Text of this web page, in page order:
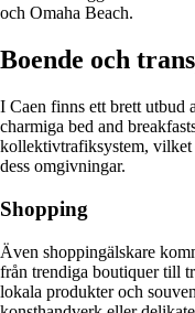
och Omaha Beach.
Boende och
I Caen finns ett brett utbud
charmiga bed and
kollektivtrafiksystem, vilket
dess omgivningar.
Shopping
Även shoppingälskare
från trendiga boutiquer till
lokala produkter och